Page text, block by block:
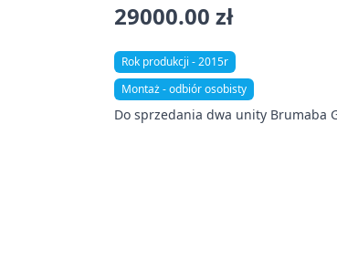
29000.00 zł
Rok produkcji - 2015r
Montaż - odbiór osobisty
Do sprzedania dwa unity Brumaba